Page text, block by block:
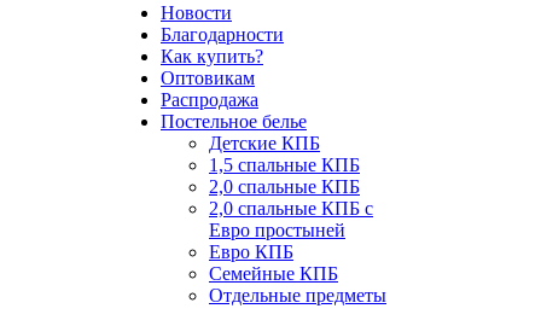
Новости
Благодарности
Как купить?
Оптовикам
Распродажа
Постельное белье
Детские КПБ
1,5 спальные КПБ
2,0 спальные КПБ
2,0 спальные КПБ с
Евро простыней
Евро КПБ
Семейные КПБ
Отдельные предметы